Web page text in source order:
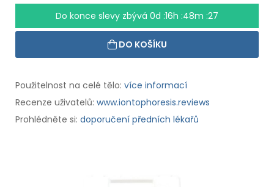
Do konce slevy zbývá 0d :16h :48m :27
DO KOŠÍKU
Použitelnost na celé tělo: více informací
Recenze uživatelů: www.iontophoresis.reviews
Prohlédněte si: doporučení předních lékařů